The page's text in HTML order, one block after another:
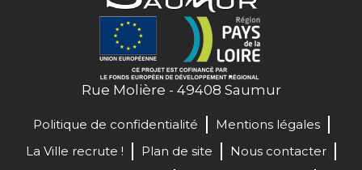
Rue Molière - 49408 Saumur
Politique de confidentialité
Mentions légales
La Ville recrute !
Plan de site
Nous contacter